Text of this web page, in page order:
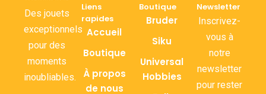
Des jouets
exceptionnels
pour des
moments
inoubliables.
Liens
rapides
Accueil
Boutique
À propos
de nous
Boutique
Bruder
Siku
Universal
Hobbies
Newsletter
Inscrivez-
vous à
notre
newsletter
pour rester